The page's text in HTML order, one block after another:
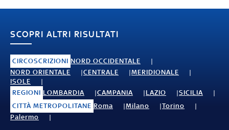
SCOPRI ALTRI RISULTATI
CIRCOSCRIZIONI NORD OCCIDENTALE
NORD ORIENTALE
CENTRALE
MERIDIONALE
ISOLE
REGIONI LOMBARDIA CAMPANIA LAZIO
SICILIA
CITTÀ METROPOLITANE Roma Milano
Torino
Palermo